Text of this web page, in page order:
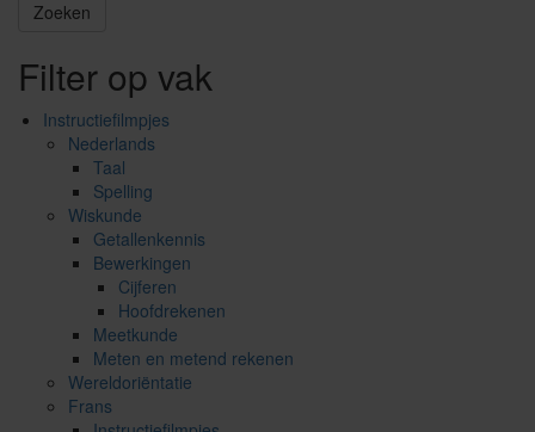
Zoeken
Filter op vak
Instructiefilmpjes
Nederlands
Taal
Spelling
Wiskunde
Getallenkennis
Bewerkingen
Cijferen
Hoofdrekenen
Meetkunde
Meten en metend rekenen
Wereldoriëntatie
Frans